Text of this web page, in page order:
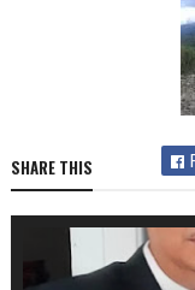
SHARE THIS